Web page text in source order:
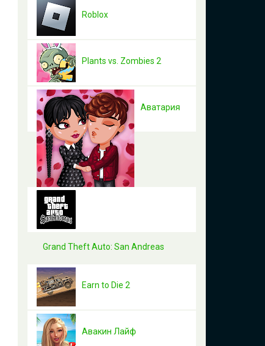
Roblox
Plants vs. Zombies 2
Аватария
Grand Theft Auto: San Andreas
Earn to Die 2
Авакин Лайф